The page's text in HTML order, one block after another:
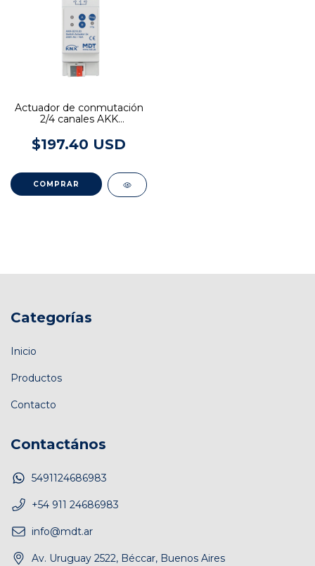
Actuador de conmutación
2/4 canales AKK
70 µF
$197.40 USD
COMPRAR
Categorías
Inicio
Productos
Contacto
Contactános
5491124686983
+54 911 24686983
info@mdt.ar
Av. Uruguay 2522, Béccar, Buenos Aires